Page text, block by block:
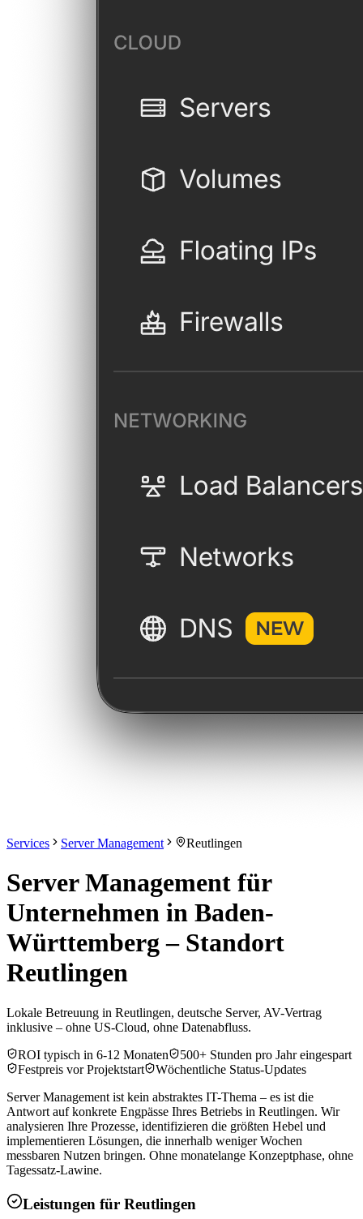
Services Server Management Reutlingen
Server Management für
Unternehmen in Baden-
Württemberg – Standort
Reutlingen
Lokale Betreuung in Reutlingen, deutsche Server, AV-Vertrag
inklusive – ohne US-Cloud, ohne Datenabfluss.
ROI typisch in 6-12 Monaten
500+ Stunden pro Jahr eingespart
Festpreis vor Projektstart
Wöchentliche Status-Updates
Server Management ist kein abstraktes IT-Thema – es ist die
Antwort auf konkrete Engpässe Ihres Betriebs in Reutlingen. Wir
analysieren Ihre Prozesse, identifizieren die größten Hebel und
implementieren Lösungen, die innerhalb weniger Wochen
messbaren Nutzen bringen. Ohne monatelange Konzeptphase, ohne
Tagessatz-Lawine.
Leistungen für Reutlingen